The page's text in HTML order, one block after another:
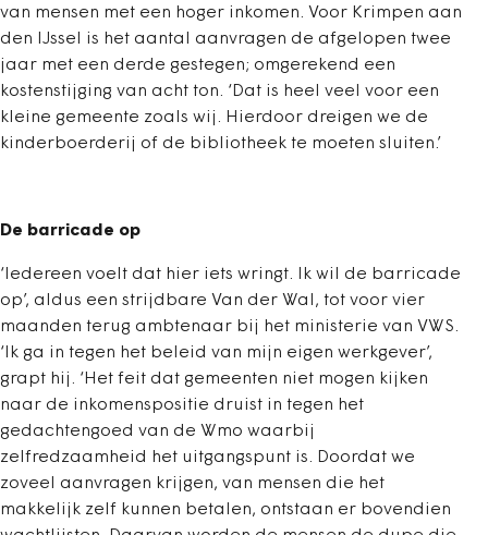
van mensen met een hoger inkomen. Voor Krimpen aan
den IJssel is het aantal aanvragen de afgelopen twee
jaar met een derde gestegen; omgerekend een
kostenstijging van acht ton. ‘Dat is heel veel voor een
kleine gemeente zoals wij. Hierdoor dreigen we de
kinderboerderij of de bibliotheek te moeten sluiten.’
De barricade op
‘Iedereen voelt dat hier iets wringt. Ik wil de barricade
op’, aldus een strijdbare Van der Wal, tot voor vier
maanden terug ambtenaar bij het ministerie van VWS.
‘Ik ga in tegen het beleid van mijn eigen werkgever’,
grapt hij. ‘Het feit dat gemeenten niet mogen kijken
naar de inkomenspositie druist in tegen het
gedachtengoed van de Wmo waarbij
zelfredzaamheid het uitgangspunt is. Doordat we
zoveel aanvragen krijgen, van mensen die het
makkelijk zelf kunnen betalen, ontstaan er bovendien